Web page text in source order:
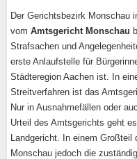
Der Gerichtsbezirk Monschau
vom Amtsgericht Monschau
Strafsachen und
erste Anlaufstelle für
Städteregion Aachen ist. In
Streitverfahren ist das
Nur in Ausnahmefällen oder
Urteil des Amtsgerichts geht
Landgericht. In einem
Monschau jedoch die